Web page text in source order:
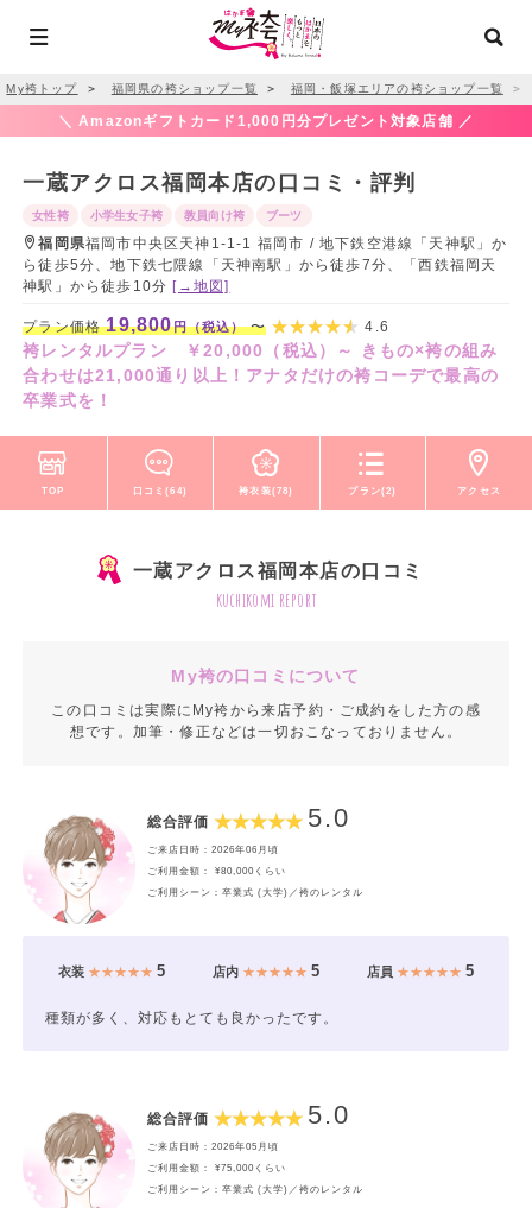
My袴トップ ＞ 福岡県の袴ショップ一覧 ＞ 福岡・飯塚エリアの袴ショップ一覧 ＞
＼ Amazonギフトカード1,000円分プレゼント対象店舗 ／
一蔵アクロス福岡本店の口コミ・評判
女性袴 小学生女子袴 教員向け袴 ブーツ
福岡県福岡市中央区天神1-1-1 福岡市 / 地下鉄空港線「天神駅」か
ら徒歩5分、地下鉄七隈線「天神南駅」から徒歩7分、「西鉄福岡天
神駅」から徒歩10分[→地図]
プラン価格19,800円（税込）〜 4.6
袴レンタルプラン ￥20,000（税込）～ きもの×袴の組み
合わせは21,000通り以上！アナタだけの袴コーデで最高の
卒業式を！
TOP 口コミ(64) 袴衣装(78) プラン(2) アクセス
一蔵アクロス福岡本店の口コミ
kuchikomi report
My袴の口コミについて
この口コミは実際にMy袴から来店予約・ご成約をした方の感
想です。加筆・修正などは一切おこなっておりません。
総合評価 5.0
ご来店日時：2026年06月頃
ご利用金額： ¥80,000くらい
ご利用シーン：卒業式 (大学)／袴のレンタル
衣装★★★★★ 5 店内★★★★★ 5 店員 ★★★★★5
種類が多く、対応もとても良かったです。
総合評価 5.0
ご来店日時：2026年05月頃
ご利用金額： ¥75,000くらい
ご利用シーン：卒業式 (大学)／袴のレンタル